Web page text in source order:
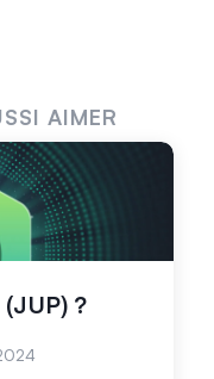
AIMER
?